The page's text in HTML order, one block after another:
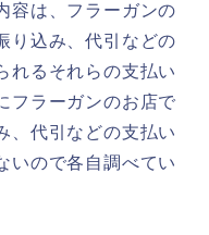
容は、フラーガンの
り込み、代引などの
れるそれらの支払い
フラーガンのお店で
、代引などの支払い
いので各自調べてい